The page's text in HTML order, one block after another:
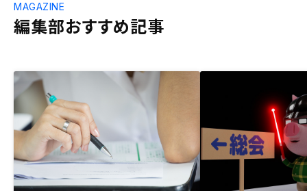
編集部おすすめ記事
MAGAZINE